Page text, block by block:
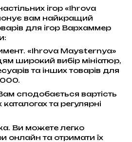
ігор «Ihrova
вам найкращий
для ігор Вархаммер
«Ihrova Maysternya»
широкий вибір мініатюр,
та інших товарів для
сподобається вартість
та регулярні
Ви можете легко
онлайн та отримати їх